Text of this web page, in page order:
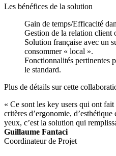
Les bénéfices de la solution
Gain de temps/Efficacité
Gestion de la relation client
Solution française avec un
consommer « local ».
Fonctionnalités pertinentes
le standard.
Plus de détails sur cette
« Ce sont les key users qui ont
critères d’ergonomie,
yeux, c’est la solution qui
Guillaume Fantaci
Coordinateur de Projet